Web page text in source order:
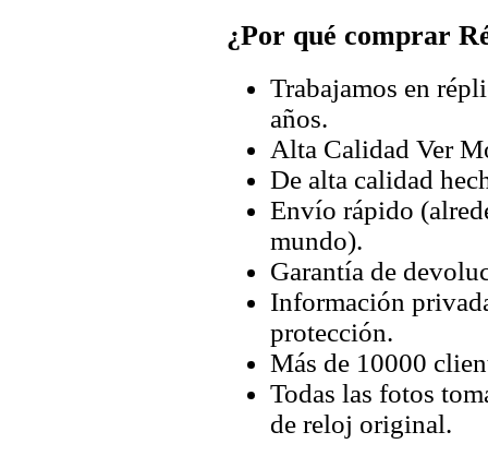
¿Por qué comprar
Trabajamos en
años.
Alta Calidad Ver
De alta calidad
Envío rápido
mundo).
Garantía de
Información
protección.
Más de 10000
Todas las fotos
de reloj original.